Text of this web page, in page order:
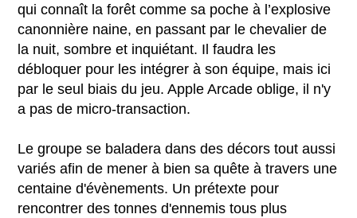
qui connaît la forêt comme sa poche à l’explosive
canonnière naine, en passant par le chevalier de
la nuit, sombre et inquiétant. Il faudra les
débloquer pour les intégrer à son équipe, mais ici
par le seul biais du jeu. Apple Arcade oblige, il n'y
a pas de micro-transaction.
Le groupe se baladera dans des décors tout aussi
variés ​​​​​​afin de mener à bien sa quête à travers une
centaine d'évènements. Un prétexte pour
rencontrer des tonnes d'ennemis tous plus